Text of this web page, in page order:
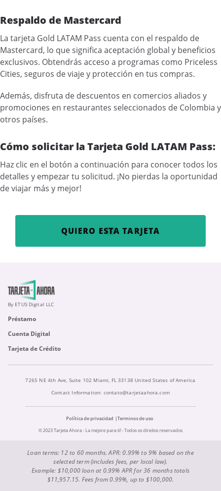
Respaldo de Mastercard
La tarjeta Gold LATAM Pass cuenta con el respaldo de
Mastercard, lo que significa aceptación global y beneficios
exclusivos. Obtendrás acceso a programas como Priceless
Cities, seguros de viaje y protección en tus compras.
Además, disfruta de descuentos en comercios aliados y
promociones en restaurantes seleccionados de Colombia y
otros países.
Cómo solicitar la Tarjeta Gold LATAM Pass:
Haz clic en el botón a continuación para conocer todos los
detalles y empezar tu solicitud. ¡No pierdas la oportunidad
de viajar más y mejor!
QUIERO ESTA TARJETA
By ETUS Digital LLC
Préstamo
Cuenta Digital
Tarjeta de Crédito
7265 NE 4th Ave, Suite 102 Miami, FL 33138 United States of America
Contact Information: contato@tarjetaahora.com
Política de privacidad
Terminos de uso
© 2023 Tarjeta Ahora - La mejore para ti! - Todos os direitos reservados
Loan terms: 12 to 60 months. APR: 0.99% to 9% based on the
selected term (includes fees, per local law).
Example: $10,000 loan at 0.99% APR for 36 months totals
$11,957.15. Fees from 0.99%, up to $100,000.